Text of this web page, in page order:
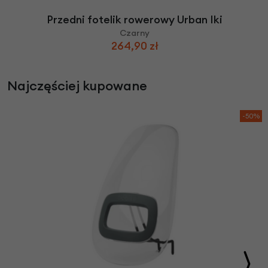
Przedni fotelik rowerowy Urban Iki
Czarny
264,90 zł
Najczęściej kupowane
-50%